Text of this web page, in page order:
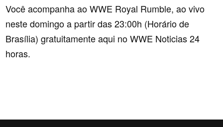
Você acompanha ao WWE Royal Rumble, ao vivo
neste domingo a partir das 23:00h (Horário de
Brasília) gratuitamente aqui no WWE Noticias 24
horas.